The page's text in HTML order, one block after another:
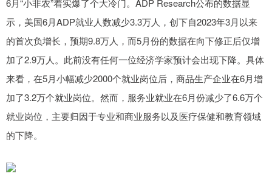
6月“小非农”着实爆了个大冷门。ADP Research公布的数据显
示，美国6月ADP就业人数减少3.3万人，创下自2023年3月以来
的首次负增长，预期9.8万人，而5月份的数据在向下修正后仅增
加了2.9万人。此前没有任何一位经济学家预计会出现下降。具体
来看，在5月小幅减少2000个就业岗位后，商品生产企业在6月增
加了3.2万个就业岗位。然而，服务业就业在6月份减少了6.6万个
就业岗位，主要归因于专业和商业服务以及医疗保健和教育领域
的下降。